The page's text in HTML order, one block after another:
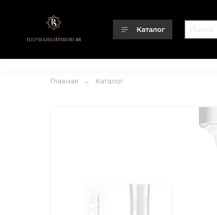
Каталог
Главная Каталог